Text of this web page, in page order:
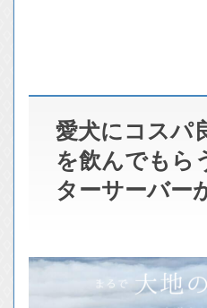
愛犬にコスパ
を飲んでもら
ターサーバー